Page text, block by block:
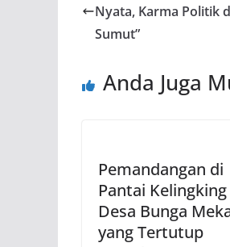
Nyata, Karma Politik
Sumut”
Anda Juga
Pemandangan di
Pantai
Desa Bunga
yang Tertutup